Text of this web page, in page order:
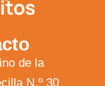
de la
N.º 30